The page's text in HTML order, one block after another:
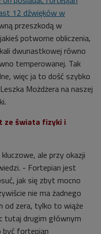
12 dźwięków w
przeszkodą w
potworne obliczenia,
dwunastkowej równo
temperowanej. Tak
więc ja to dość szybko
Możdżera na naszej
ze świata fizyki i
ale przy okazji
- Fortepian jest
jak się zbyt mocno
nie ma żadnego
od zera, tylko to wiąże
tutaj drugim głównym
być fortepian